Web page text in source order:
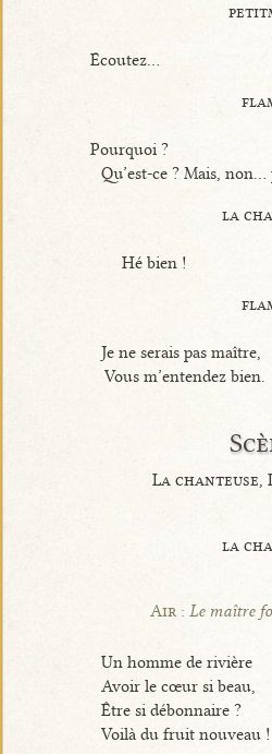
Écoutez...
Pourquoi ?
Qu’est-ce ? Mais,
la
Hé bien !
Je ne serais pas maître,
Vous m’entendez bien.
La chanteuse,
la
Air : Le maître
Un homme de rivière
Avoir le cœur si beau,
Être si débonnaire ?
Voilà du fruit nouveau !